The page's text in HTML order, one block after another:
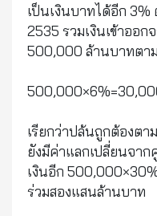
เป็นเงินบาทได้อีก
2535 รวมเงินเข้าออ
500,000 ล้านบาทตา
เรียกว่าปล้นถูกต้องต
ยังมีค่าแลกเปลี่ยนจาก
เงินอีก
ร่วมสองแสนล้านบาท